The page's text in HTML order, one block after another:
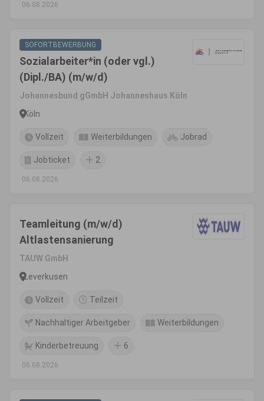
06.08.2026
SOFORTBEWERBUNG
Sozialarbeiter*in (oder vgl.)
(Dipl./BA) (m/w/d)
Johannesbund gGmbH Johanneshaus Köln
Köln
Vollzeit Weiterbildungen Jobrad
Jobticket 2
06.08.2026
Teamleitung (m/w/d)
Altlastensanierung
TAUW GmbH
Leverkusen
Vollzeit Teilzeit
Nachhaltiger Arbeitgeber Weiterbildungen
Kinderbetreuung 6
06.08.2026